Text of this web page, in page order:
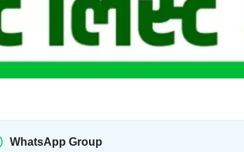
WhatsApp Group